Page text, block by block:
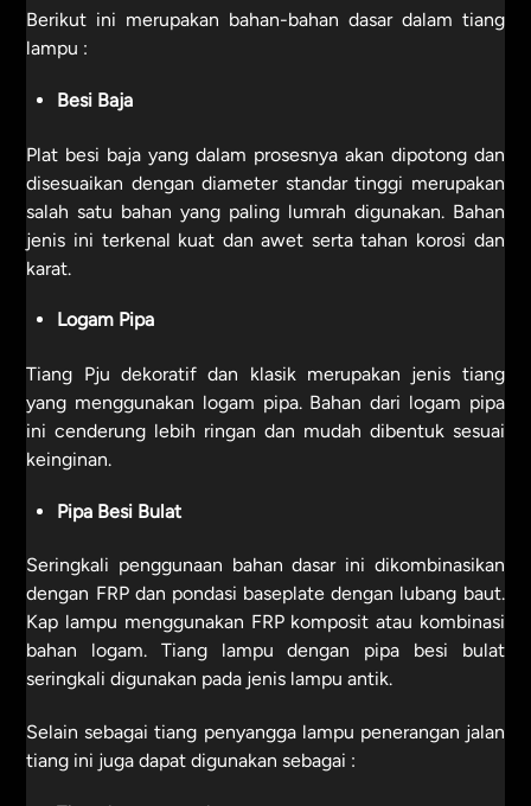
Berikut ini merupakan bahan-bahan dasar dalam tiang
lampu :
Besi Baja
Plat besi baja yang dalam prosesnya akan dipotong dan
disesuaikan dengan diameter standar tinggi merupakan
salah satu bahan yang paling lumrah digunakan. Bahan
jenis ini terkenal kuat dan awet serta tahan korosi dan
karat.
Logam Pipa
Tiang Pju dekoratif dan klasik merupakan jenis tiang
yang menggunakan logam pipa. Bahan dari logam pipa
ini cenderung lebih ringan dan mudah dibentuk sesuai
keinginan.
Pipa Besi Bulat
Seringkali penggunaan bahan dasar ini dikombinasikan
dengan FRP dan pondasi baseplate dengan lubang baut.
Kap lampu menggunakan FRP komposit atau kombinasi
bahan logam. Tiang lampu dengan pipa besi bulat
seringkali digunakan pada jenis lampu antik.
Selain sebagai tiang penyangga lampu penerangan jalan
tiang ini juga dapat digunakan sebagai :